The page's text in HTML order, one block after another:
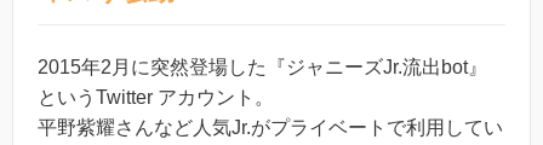
2015年2月に突然登場した『ジャニーズJr.流出bot』
というTwitter アカウント。
平野紫耀さんなど人気Jr.がプライベートで利用してい